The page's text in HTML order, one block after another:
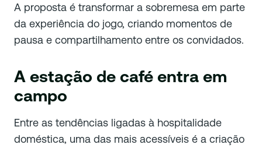
A proposta é transformar a sobremesa em parte
da experiência do jogo, criando momentos de
pausa e compartilhamento entre os convidados.
A estação de café entra em
campo
Entre as tendências ligadas à hospitalidade
doméstica, uma das mais acessíveis é a criação